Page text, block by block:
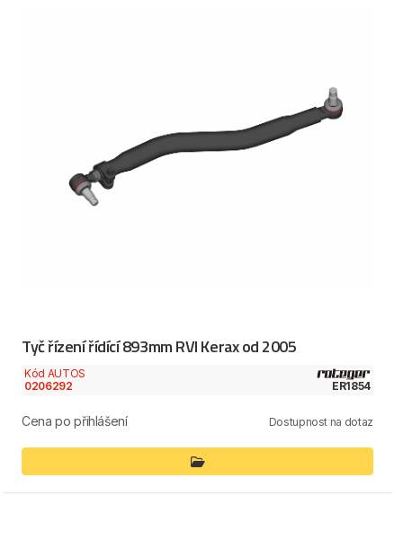
Tyč řízení řídící 893mm RVI Kerax od 2005
Kód AUTOS
0206292
ER1854
Cena po přihlášení Dostupnost na dotaz